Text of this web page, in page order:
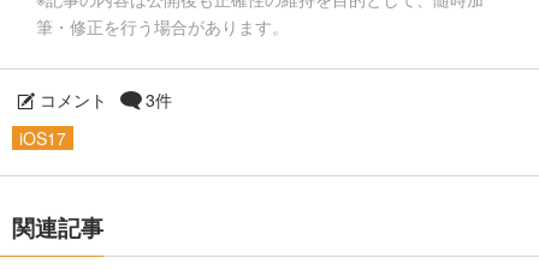
筆・修正を行う場合があります。
コメント
3件
iOS17
関連記事